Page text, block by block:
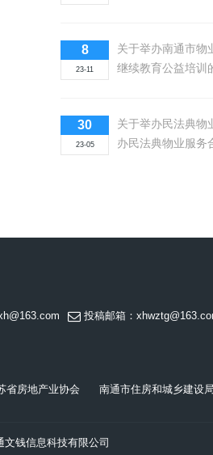
8
23-11
关于举办南通市物
继续教育公益培训
30
23-05
关于举办民法典物
办民法典物业服务
投稿邮箱：
省房地产业协会 南通市住房和城乡建设局
文钱信息科技有限公司